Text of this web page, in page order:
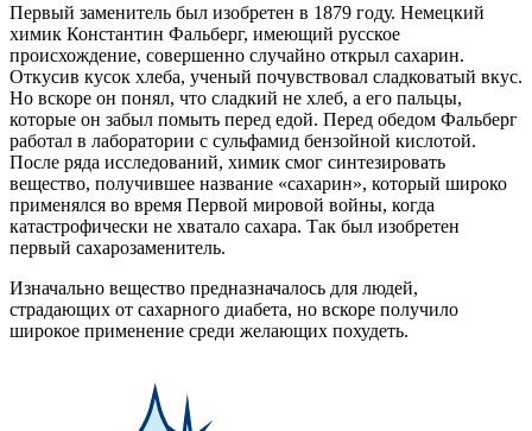
Первый заменитель был изобретен в 1879 году. Немецкий
химик Константин Фальберг, имеющий русское
происхождение, совершенно случайно открыл сахарин.
Откусив кусок хлеба, ученый почувствовал сладковатый вкус.
Но вскоре он понял, что сладкий не хлеб, а его пальцы,
которые он забыл помыть перед едой. Перед обедом Фальберг
работал в лаборатории с сульфамид бензойной кислотой.
После ряда исследований, химик смог синтезировать
вещество, получившее название «сахарин», который широко
применялся во время Первой мировой войны, когда
катастрофически не хватало сахара. Так был изобретен
первый сахарозаменитель.
Изначально вещество предназначалось для людей,
страдающих от сахарного диабета, но вскоре получило
широкое применение среди желающих похудеть.